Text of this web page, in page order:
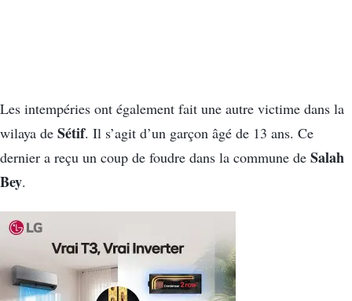
Les intempéries ont également fait une autre victime dans la
wilaya de Sétif. Il s’agit d’un garçon âgé de 13 ans. Ce
dernier a reçu un coup de foudre dans la commune de Salah
Bey.